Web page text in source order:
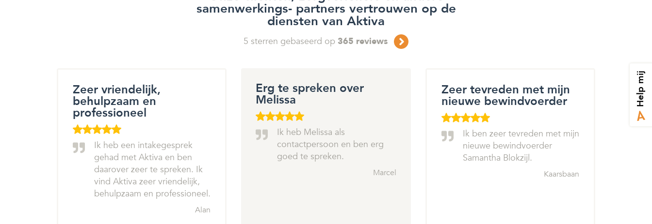
Help mij
samenwerkings- partners vertrouwen op de
diensten van Aktiva
5 sterren gebaseerd op 365 reviews
Zeer vriendelijk,
behulpzaam en
professioneel
Ik heb een intakegesprek
gehad met Aktiva en ben
daarover zeer te spreken. Ik
vind Aktiva zeer vriendelijk,
behulpzaam en professioneel.
Alan
Erg te spreken over
Melissa
Ik heb Melissa als
contactpersoon en ben erg
goed te spreken.
Marcel
Zeer tevreden met mijn
nieuwe bewindvoerder
Ik ben zeer tevreden met mijn
nieuwe bewindvoerder
Samantha Blokzijl.
Kaarsbaan